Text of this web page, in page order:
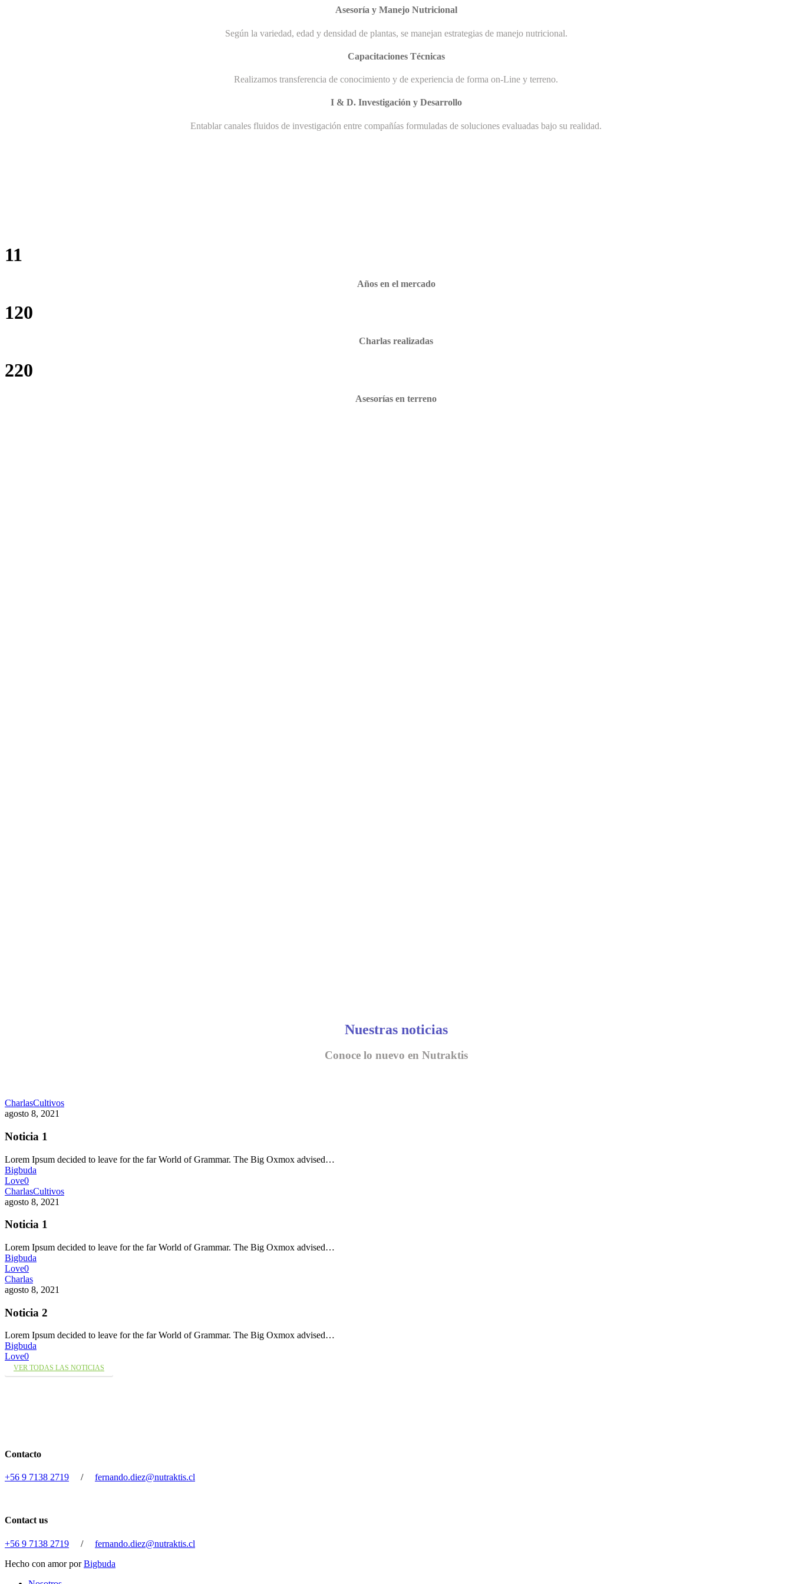
Asesoría y Manejo Nutricional
Según la variedad, edad y densidad de plantas, se manejan estrategias de manejo nutricional.
Capacitaciones Técnicas
Realizamos transferencia de conocimiento y de experiencia de forma on-Line y terreno.
I & D. Investigación y Desarrollo
Entablar canales fluidos de investigación entre compañías formuladas de soluciones evaluadas bajo su realidad.
11
Años en el mercado
120
Charlas realizadas
220
Asesorías en terreno
Nuestras noticias
Conoce lo nuevo en Nutraktis
CharlasCultivos
agosto 8, 2021
Noticia 1
Lorem Ipsum decided to leave for the far World of Grammar. The Big Oxmox advised…
Bigbuda
Love0
CharlasCultivos
agosto 8, 2021
Noticia 1
Lorem Ipsum decided to leave for the far World of Grammar. The Big Oxmox advised…
Bigbuda
Love0
Charlas
agosto 8, 2021
Noticia 2
Lorem Ipsum decided to leave for the far World of Grammar. The Big Oxmox advised…
Bigbuda
Love0
VER TODAS LAS NOTICIAS
Contacto
+56 9 7138 2719 / fernando.diez@nutraktis.cl
Contact us
+56 9 7138 2719 / fernando.diez@nutraktis.cl
Hecho con amor porBigbuda